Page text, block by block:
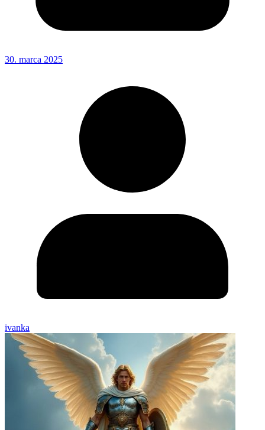
30. marca 2025
ivanka